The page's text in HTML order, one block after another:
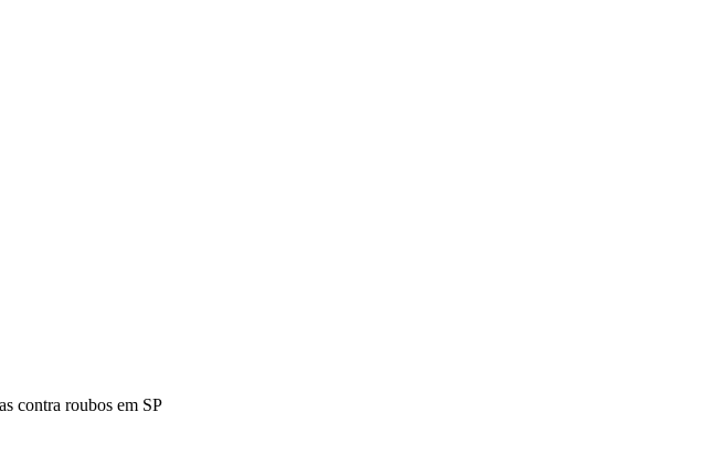
contra roubos em SP